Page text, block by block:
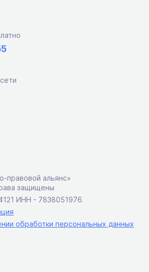
правовой альянс»
защищены
ИНН - 7838051976
обработки персональных данных